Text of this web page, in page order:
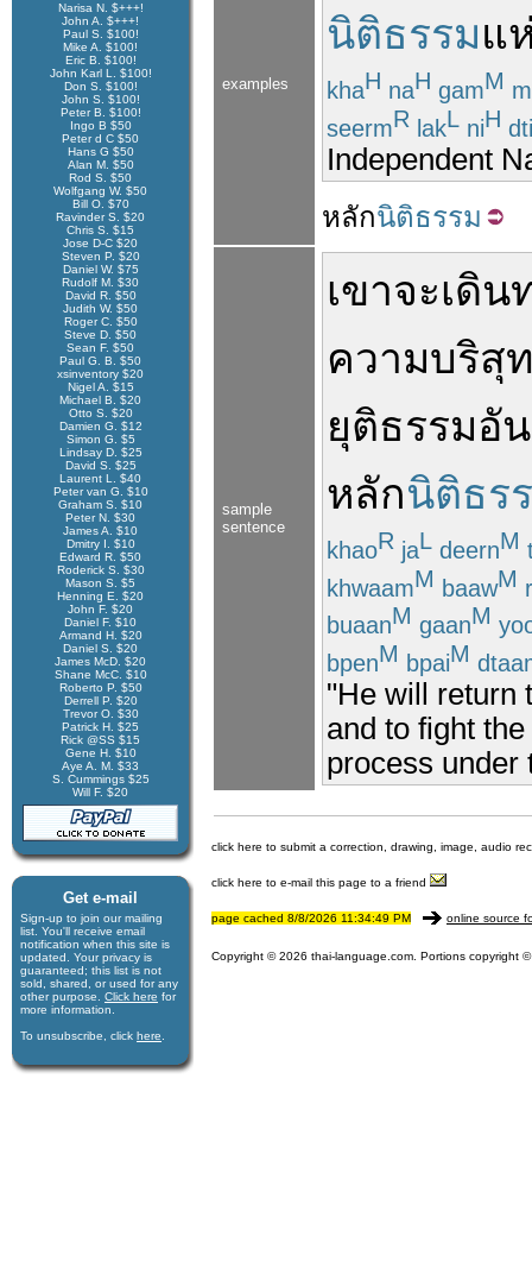
Narisa N. $+++!
John A. $+++!
Paul S. $100!
Mike A. $100!
Eric B. $100!
John Karl L. $100!
Don S. $100!
John S. $100!
Peter B. $100!
Ingo B $50
Peter d C $50
Hans G $50
Alan M. $50
Rod S. $50
Wolfgang W. $50
Bill O. $70
Ravinder S. $20
Chris S. $15
Jose D-C $20
Steven P. $20
Daniel W. $75
Rudolf M. $30
David R. $50
Judith W. $50
Roger C. $50
Steve D. $50
Sean F. $50
Paul G. B. $50
xsinventory $20
Nigel A. $15
Michael B. $20
Otto S. $20
Damien G. $12
Simon G. $5
Lindsay D. $25
David S. $25
Laurent L. $40
Peter van G. $10
Graham S. $10
Peter N. $30
James A. $10
Dmitry I. $10
Edward R. $50
Roderick S. $30
Mason S. $5
Henning E. $20
John F. $20
Daniel F. $10
Armand H. $20
Daniel S. $20
James McD. $20
Shane McC. $10
Roberto P. $50
Derrell P. $20
Trevor O. $30
Patrick H. $25
Rick @SS $15
Gene H. $10
Aye A. M. $33
S. Cummings $25
Will F. $20
Get e-mail
Sign-up to join our mail­ing
list. You'll receive e­mail
notification when this site is
updated. Your privacy is
guaran­teed; this list is not
sold, shared, or used for any
other purpose. Click here for
more infor­mation.
To unsubscribe, click here
examples
นิติธรรมแ
khaH naH gamM
seermR lakL niH dti
Independent
หลักนิติธรรม
sample
sentence
เขาจะเดิน
ความบริสุ
ยุติธรรมอัน
หลักนิติธร
khaoR jaL deernM
khwaamM baawM
buaanM gaanM
bpenM bpaiM
"He will return
and to fight
process under
click here to submit a correction, drawing, image, audio
click here to e-mail this page to a friend
page cached 8/8/2026 11:34:49 PM online source
Copyright © 2026 thai-language.com. Portions copyright